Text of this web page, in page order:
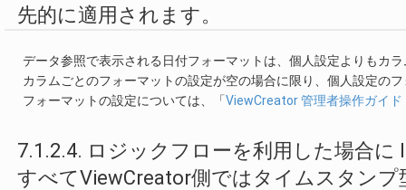
先的に適用されます。
データ参照で表示される日付フォーマットは、個人設定よりもカ
カラムごとのフォーマットの設定が空の場合に限り、個人設定の
フォーマットの設定については、「ViewCreator 管理者操作ガイド
7.1.2.4. ロジックフローを利用した場合
すべてViewCreator側ではタイムスタン